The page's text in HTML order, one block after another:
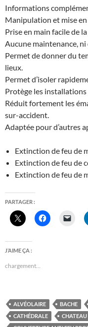
Informations
Manipulation et mise
Prise en main facile de
Aucune maintenance,
Permet de donner du
lieux.
Permet d’isoler
Protège les
Réduit fortement les
sur-accident.
Adaptée pour d’autres
Extinction de feu de
Extinction de feu de
Extinction de feu de
PARTAGER :
J’AIME ÇA :
chargement…
ALVÉOLAIRE BACHE
CATHÉDRALE
CHATEAU